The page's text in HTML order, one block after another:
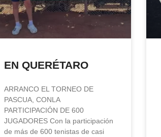
EN QUERÉTARO
ARRANCO EL TORNEO DE
PASCUA, CONLA
PARTICIPACIÓN DE 600
JUGADORES Con la participación
de más de 600 tenistas de casi